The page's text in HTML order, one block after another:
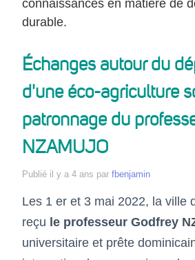
connaissances en matière de
durable.
Échanges autour du
d'une éco-agriculture
patronnage du
NZAMUJO
Publié il y a 4 ans parfbenjamin
Les 1 er et 3 mai 2022, la ville
reçu le professeur Godfrey
universitaire et prête